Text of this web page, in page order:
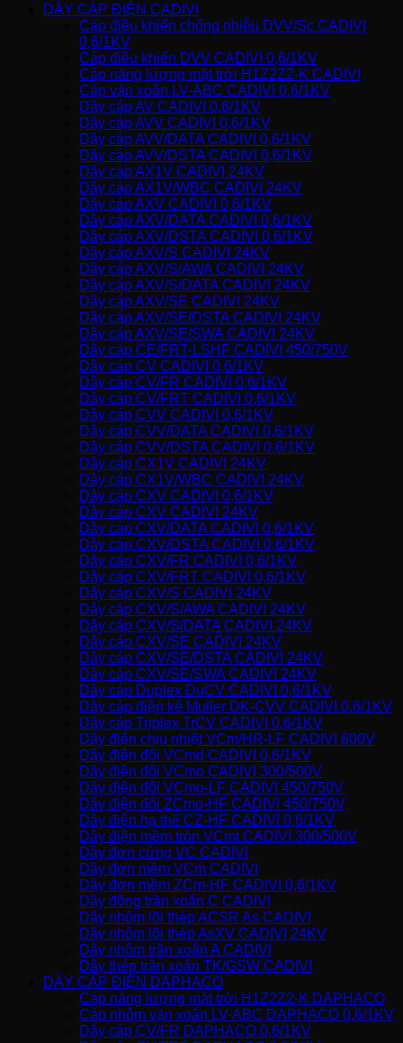
DÂY CÁP ĐIỆN CADIVI
Cáp điều khiển chống nhiễu DVV/Sc CADIVI
0,6/1KV
Cáp điều khiển DVV CADIVI 0,6/1KV
Cáp năng lượng mặt trời H1Z2Z2-K CADIVI
Cáp vặn xoắn LV-ABC CADIVI 0,6/1KV
Dây cáp AV CADIVI 0,6/1KV
Dây cáp AVV CADIVI 0,6/1KV
Dây cáp AVV/DATA CADIVI 0,6/1KV
Dây cáp AVV/DSTA CADIVI 0,6/1KV
Dây cáp AX1V CADIVI 24KV
Dây cáp AX1V/WBC CADIVI 24KV
Dây cáp AXV CADIVI 0,6/1KV
Dây cáp AXV/DATA CADIVI 0,6/1KV
Dây cáp AXV/DSTA CADIVI 0,6/1KV
Dây cáp AXV/S CADIVI 24KV
Dây cáp AXV/S/AWA CADIVI 24KV
Dây cáp AXV/S/DATA CADIVI 24KV
Dây cáp AXV/SE CADIVI 24KV
Dây cáp AXV/SE/DSTA CADIVI 24KV
Dây cáp AXV/SE/SWA CADIVI 24KV
Dây cáp CE/FRT-LSHF CADIVI 450/750V
Dây cáp CV CADIVI 0,6/1KV
Dây cáp CV/FR CADIVI 0,6/1KV
Dây cáp CV/FRT CADIVI 0,6/1KV
Dây cáp CVV CADIVI 0,6/1KV
Dây cáp CVV/DATA CADIVI 0,6/1KV
Dây cáp CVV/DSTA CADIVI 0,6/1KV
Dây cáp CX1V CADIVI 24KV
Dây cáp CX1V/WBC CADIVI 24KV
Dây cáp CXV CADIVI 0,6/1KV
Dây cáp CXV CADIVI 24KV
Dây cáp CXV/DATA CADIVI 0,6/1KV
Dây cáp CXV/DSTA CADIVI 0,6/1KV
Dây cáp CXV/FR CADIVI 0,6/1KV
Dây cáp CXV/FRT CADIVI 0,6/1KV
Dây cáp CXV/S CADIVI 24KV
Dây cáp CXV/S/AWA CADIVI 24KV
Dây cáp CXV/S/DATA CADIVI 24KV
Dây cáp CXV/SE CADIVI 24KV
Dây cáp CXV/SE/DSTA CADIVI 24KV
Dây cáp CXV/SE/SWA CADIVI 24KV
Dây cáp Duplex DuCV CADIVI 0,6/1KV
Dây cáp điện kế Muller DK-CVV CADIVI 0,6/1KV
Dây cáp Triplex TrCV CADIVI 0,6/1KV
Dây điện chịu nhiệt VCm/HR-LF CADIVI 600V
Dây điện đôi VCmd CADIVI 0,6/1KV
Dây điện đôi VCmo CADIVI 300/500V
Dây điện đôi VCmo-LF CADIVI 450/750V
Dây điện đôi ZCmo-HF CADIVI 450/750V
Dây điện hạ thế CZ-HF CADIVI 0,6/1KV
Dây điện mềm tròn VCmt CADIVI 300/500V
Dây đơn cứng VC CADIVI
Dây đơn mềm VCm CADIVI
Dây đơn mềm ZCm-HF CADIVI 0,6/1KV
Dây đồng trần xoắn C CADIVI
Dây nhôm lõi thép ACSR As CADIVI
Dây nhôm lõi thép AsXV CADIVI 24KV
Dây nhôm trần xoắn A CADIVI
Dây thép trần xoắn TK/GSW CADIVI
DÂY CÁP ĐIỆN DAPHACO
Cáp năng lượng mặt trời H1Z2Z2-K DAPHACO
Cáp nhôm vặn xoắn LV-ABC DAPHACO 0,6/1KV
Dây cáp CV/FR DAPHACO 0,6/1KV